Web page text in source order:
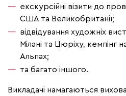
екскурсійні візити до
США та Великобританії;
відвідування художніх
Мілані та Цюріху, кемпінг
Альпах;
та багато іншого.
Викладачі намагаються